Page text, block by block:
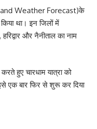
Weather Forecast)के
था। इन जिलों में
और नैनीताल का नाम
हुए चारधाम यात्रा को
एक बार फिर से शुरू कर दिया